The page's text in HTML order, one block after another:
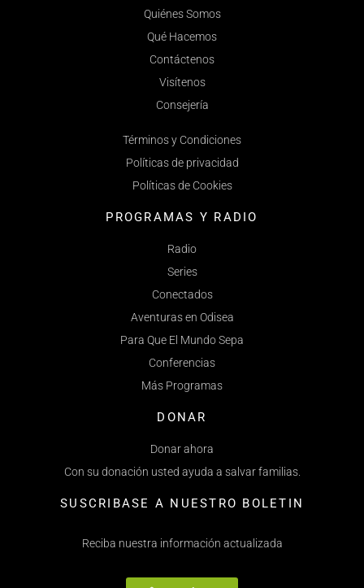
Quiénes Somos
Qué Hacemos
Contáctenos
Visítenos
Consejería
Términos y Condiciones
Políticas de privacidad
Políticas de Cookies
PROGRAMAS Y RADIO
Radio
Series
Conectados
Aventuras en Odisea
Para Que El Mundo Sepa
Conferencias
Más Programas
DONAR
Donar ahora
Con su donación usted ayuda a salvar familias.
SUSCRIBASE A NUESTRO BOLETIN
Reciba nuestra información actualizada